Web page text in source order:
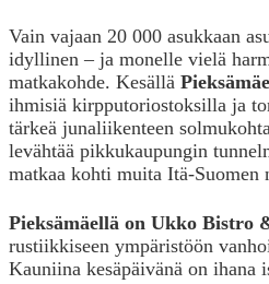
Vain vajaan 20 000 asukkaan
idyllinen – ja monelle vielä
matkakohde. Kesällä
ihmisiä kirpputoriostoksilla ja
tärkeä junaliikenteen
levähtää pikkukaupungin
matkaa kohti muita Itä-Suomen
Pieksämäellä on Ukko Bistro
rustiikkiseen ympäristöön
Kauniina kesäpäivänä on ihana